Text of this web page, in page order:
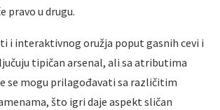
pravo u drugu.
i interaktivnog oružja poput gasnih cevi i
tipičan arsenal, ali sa atributima
se mogu prilagođavati sa različitim
što igri daje aspekt sličan